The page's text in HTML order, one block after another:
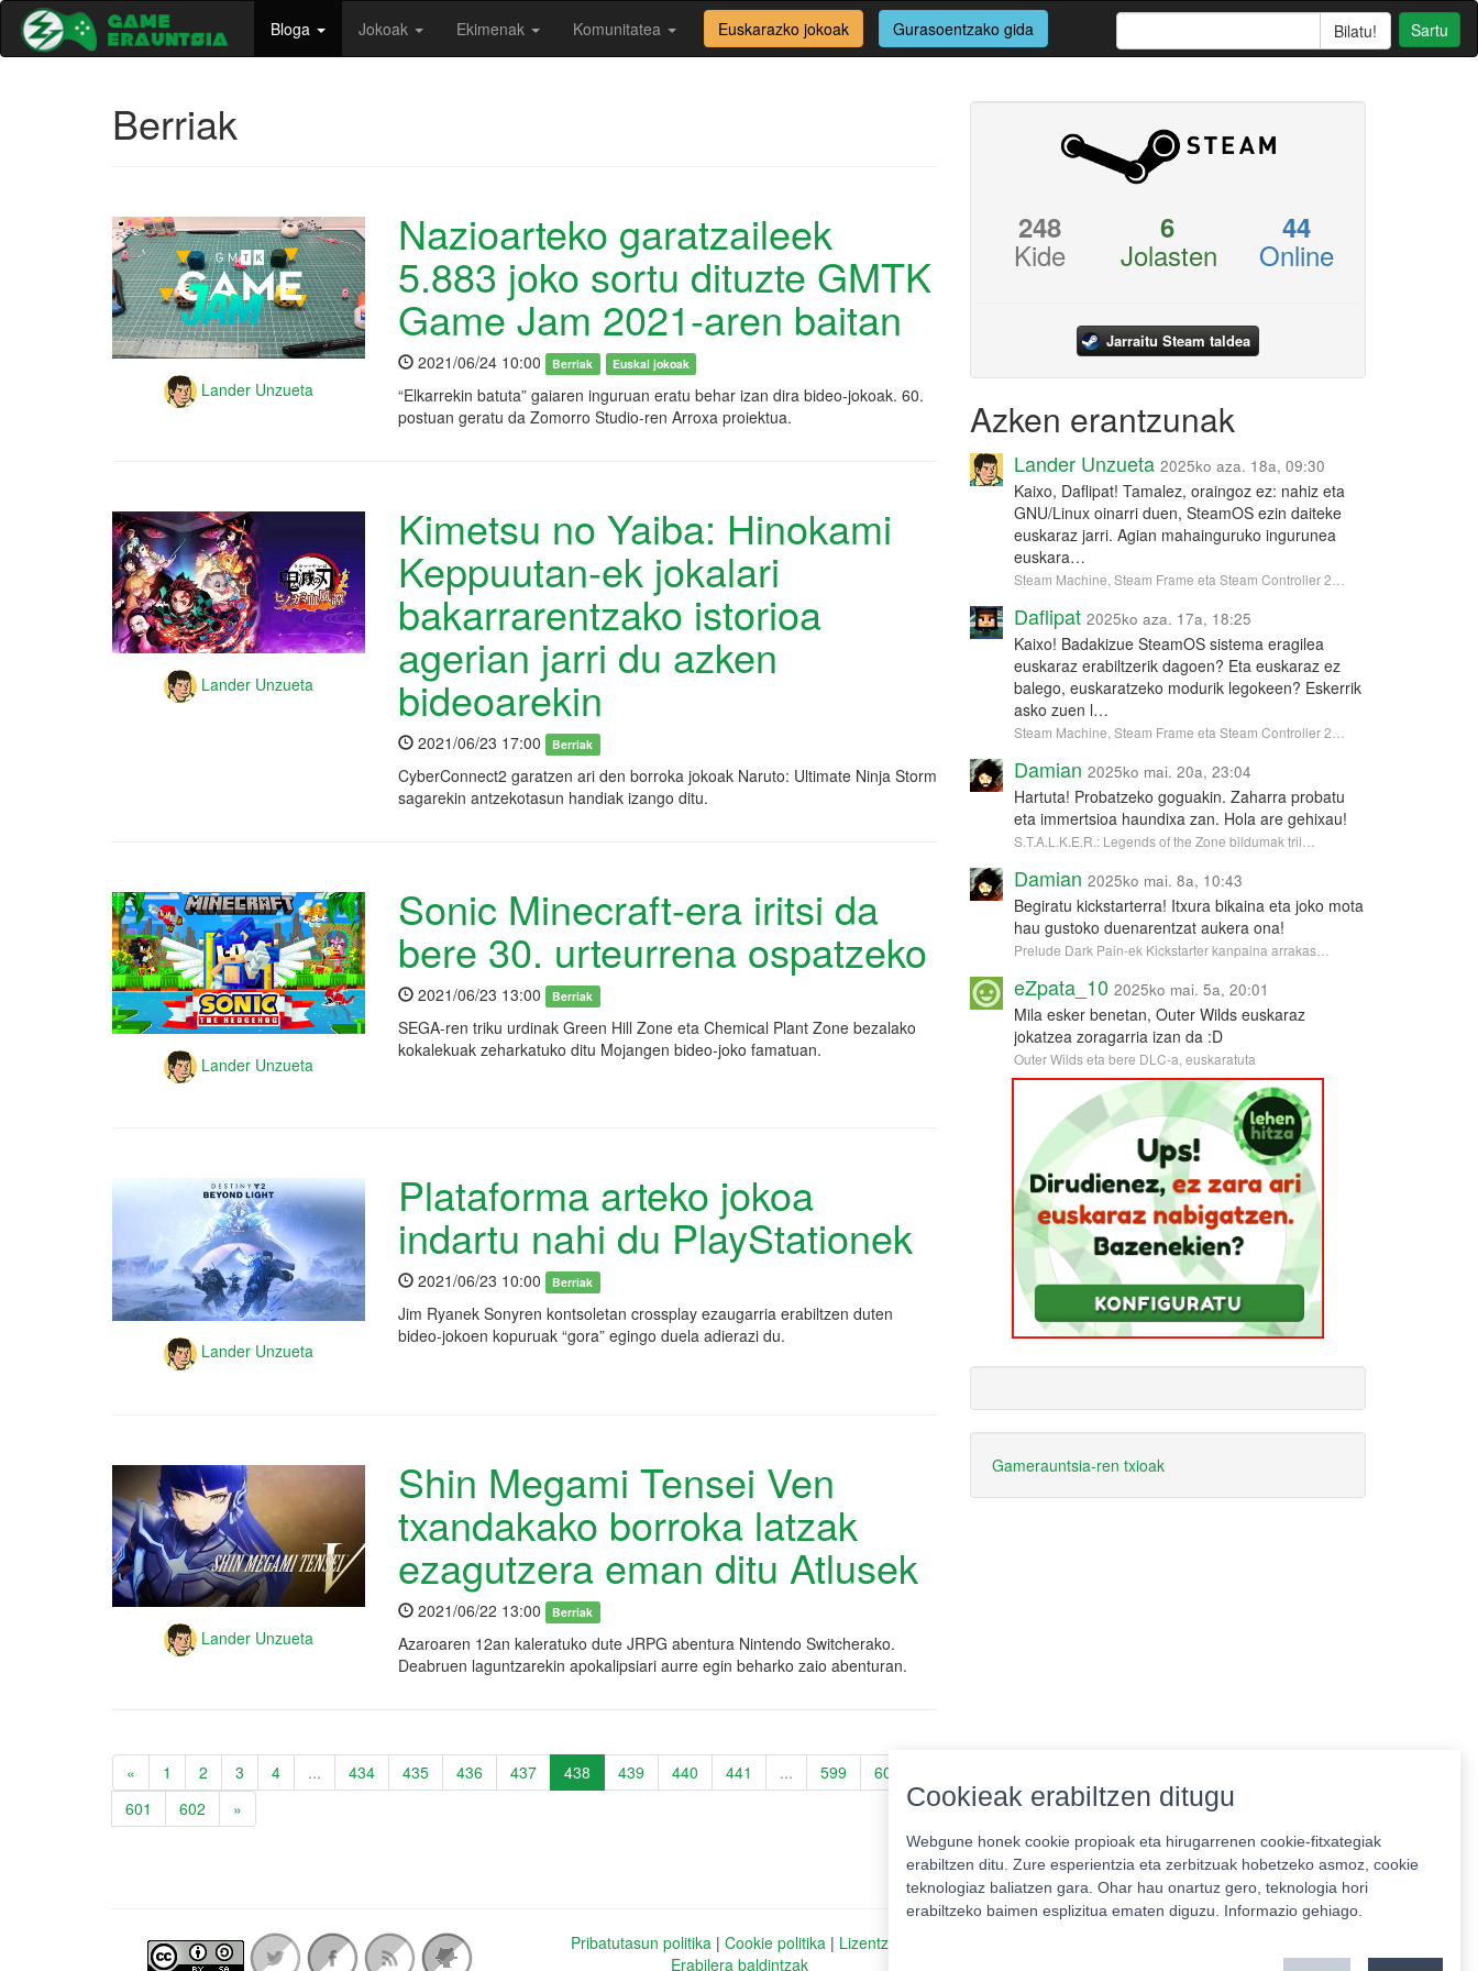
Bloga Jokoak Ekimenak Komunitatea Euskarazko jokoak Gurasoentzako gida Sartu
Berriak
Lander Unzueta
Nazioarteko garatzaileek
5.883 joko sortu dituzte GMTK
Game Jam 2021-aren baitan
2021/06/24 10:00 Berriak Euskal jokoak
“Elkarrekin batuta” gaiaren inguruan eratu behar izan dira bideo-jokoak. 60.
postuan geratu da Zomorro Studio-ren Arroxa proiektua.
Lander Unzueta
Kimetsu no Yaiba: Hinokami
Keppuutan-ek jokalari
bakarrarentzako istorioa
agerian jarri du azken
bideoarekin
2021/06/23 17:00 Berriak
CyberConnect2 garatzen ari den borroka jokoak Naruto: Ultimate Ninja Storm
sagarekin antzekotasun handiak izango ditu.
Lander Unzueta
Sonic Minecraft-era iritsi da
bere 30. urteurrena ospatzeko
2021/06/23 13:00 Berriak
SEGA-ren triku urdinak Green Hill Zone eta Chemical Plant Zone bezalako
kokalekuak zeharkatuko ditu Mojangen bideo-joko famatuan.
Lander Unzueta
Plataforma arteko jokoa
indartu nahi du PlayStationek
2021/06/23 10:00 Berriak
Jim Ryanek Sonyren kontsoletan crossplay ezaugarria erabiltzen duten
bideo-jokoen kopuruak “gora” egingo duela adierazi du.
Lander Unzueta
Shin Megami Tensei Ven
txandakako borroka latzak
ezagutzera eman ditu Atlusek
2021/06/22 13:00 Berriak
Azaroaren 12an kaleratuko dute JRPG abentura Nintendo Switcherako.
Deabruen laguntzarekin apokalipsiari aurre egin beharko zaio abenturan.
« 1 2 3 4 ... 434 435 436 437 438 439 440 441 ... 599
600
601
602 »
248
Kide
6
Jolasten
44
Online
Jarraitu Steam taldea
Azken erantzunak
Lander Unzueta 2025ko aza. 18a, 09:30
Kaixo, Daflipat! Tamalez, oraingoz ez: nahiz eta
GNU/Linux oinarri duen, SteamOS ezin daiteke
euskaraz jarri. Agian mahainguruko ingurunea
euskara…
Steam Machine, Steam Frame eta Steam Controller 2…
Daflipat 2025ko aza. 17a, 18:25
Kaixo! Badakizue SteamOS sistema eragilea
euskaraz erabiltzerik dagoen? Eta euskaraz ez
balego, euskaratzeko modurik legokeen? Eskerrik
asko zuen l…
Steam Machine, Steam Frame eta Steam Controller 2…
Damian 2025ko mai. 20a, 23:04
Hartuta! Probatzeko goguakin. Zaharra probatu
eta immertsioa haundixa zan. Hola are gehixau!
S.T.A.L.K.E.R.: Legends of the Zone bildumak tril…
Damian 2025ko mai. 8a, 10:43
Begiratu kickstarterra! Itxura bikaina eta joko mota
hau gustoko duenarentzat aukera ona!
Prelude Dark Pain-ek Kickstarter kanpaina arrakas…
eZpata_10 2025ko mai. 5a, 20:01
Mila esker benetan, Outer Wilds euskaraz
jokatzea zoragarria izan da :D
Outer Wilds eta bere DLC-a, euskaratuta
Gamerauntsia-ren txioak
Pribatutasun politika | Cookie politika | Lizentziak
Erabilera baldintzak
Cookieak erabiltzen ditugu
Webgune honek cookie propioak eta hirugarrenen cookie-fitxategiak
erabiltzen ditu. Zure esperientzia eta zerbitzuak hobetzeko asmoz, cookie
teknologiaz baliatzen gara. Ohar hau onartuz gero, teknologia hori
erabiltzeko baimen esplizitua ematen diguzu. Informazio gehiago.